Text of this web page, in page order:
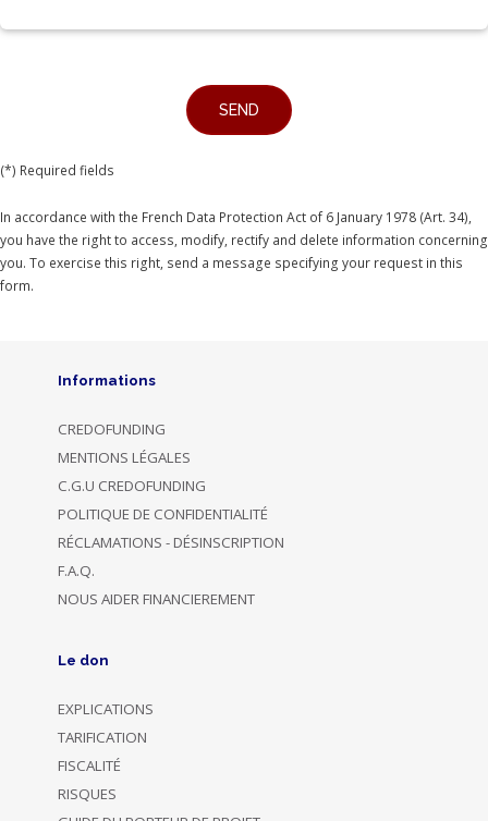
(*) Required fields
In accordance with the French Data Protection Act of 6 January 1978 (Art. 34),
you have the right to access, modify, rectify and delete information concerning
you. To exercise this right, send a message specifying your request in this
form.
Informations
CREDOFUNDING
MENTIONS LÉGALES
C.G.U CREDOFUNDING
POLITIQUE DE CONFIDENTIALITÉ
RÉCLAMATIONS - DÉSINSCRIPTION
F.A.Q.
NOUS AIDER FINANCIEREMENT
Le don
EXPLICATIONS
TARIFICATION
FISCALITÉ
RISQUES